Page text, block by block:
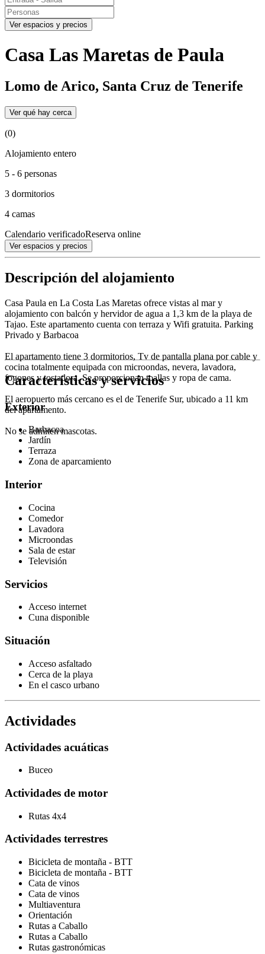
Ver espacios y precios
Casa Las Maretas de Paula
Lomo de Arico, Santa Cruz de Tenerife
Ver qué hay cerca
(0)
Alojamiento entero
5 - 6 personas
3 dormitorios
4 camas
Calendario verificadoReserva online
Ver espacios y precios
Descripción del alojamiento
Casa Paula en La Costa Las Maretas ofrece vistas al mar y
alojamiento con balcón y hervidor de agua a 1,3 km de la playa de
Tajao. Este apartamento cuenta con terraza y Wifi gratuita. Parking
Privado y Barbacoa
El apartamento tiene 3 dormitorios, Tv de pantalla plana por cable y
cocina totalmente equipada con microondas, nevera, lavadora,
fogones y tostadora. Se proporcionan toallas y ropa de cama.
El aeropuerto más cercano es el de Tenerife Sur, ubicado a 11 km
del apartamento.
No se admiten mascotas.
Características y servicios
Exterior
Barbacoa
Jardín
Terraza
Zona de aparcamiento
Interior
Cocina
Comedor
Lavadora
Microondas
Sala de estar
Televisión
Servicios
Acceso internet
Cuna disponible
Situación
Acceso asfaltado
Cerca de la playa
En el casco urbano
Actividades
Actividades acuáticas
Buceo
Actividades de motor
Rutas 4x4
Actividades terrestres
Bicicleta de montaña - BTT
Bicicleta de montaña - BTT
Cata de vinos
Cata de vinos
Multiaventura
Orientación
Rutas a Caballo
Rutas a Caballo
Rutas gastronómicas